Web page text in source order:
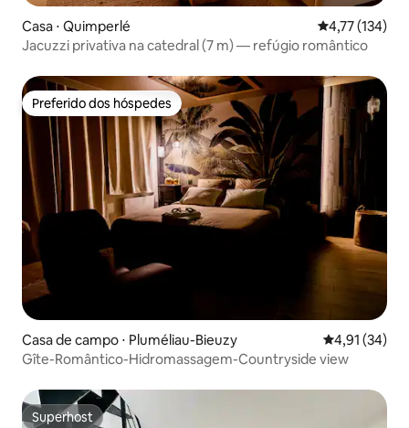
Casa ⋅ Quimperlé 4,77 de uma
4,77 (134)
Jacuzzi privativa na catedral (7 m) — refúgio romântico
Preferido dos hóspedes
Preferido dos hóspedes
Casa de campo ⋅ Pluméliau-Bieuzy 4,91 de uma
4,91 (34)
Gîte-Romântico-Hidromassagem-Countryside view
Superhost
Superhost